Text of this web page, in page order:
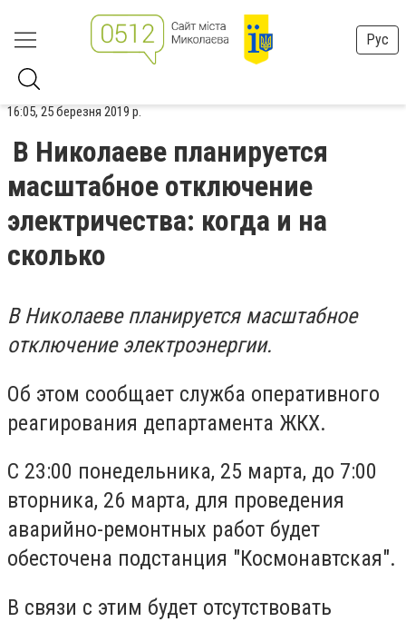
Рус
16:05, 25 березня 2019 р.
В Николаеве планируется
масштабное отключение
электричества: когда и на
сколько
В Николаеве планируется масштабное
отключение электроэнергии.
Об этом сообщает служба оперативного
реагирования департамента ЖКХ.
С 23:00 понедельника, 25 марта, до 7:00
вторника, 26 марта, для проведения
аварийно-ремонтных работ будет
обесточена подстанция "Космонавтская".
В связи с этим будет отсутствовать